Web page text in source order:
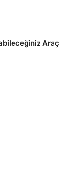
Araç